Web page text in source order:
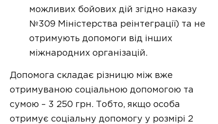
можливих бойових дій згідно наказу
№309 Міністерства реінтеграції) та не
отримують допомоги від інших
міжнародних організацій.
Допомога складає різницю між вже
отримуваною соціальною допомогою та
сумою – 3 250 грн. Тобто, якщо особа
отримує соціальну допомогу у розмірі 2